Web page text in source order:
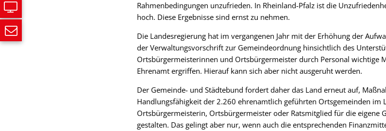
Rahmenbedingungen unzufrieden. In Rheinland-Pfalz ist die
hoch. Diese Ergebnisse sind ernst zu nehmen.
Die Landesregierung hat im vergangenen Jahr mit der Erhöhung der
der Verwaltungsvorschrift zur Gemeindeordnung hinsichtlich des
Ortsbürgermeisterinnen und Ortsbürgermeister durch Personal wichtige
Ehrenamt ergriffen. Hierauf kann sich aber nicht ausgeruht werden.
Der Gemeinde- und Städtebund fordert daher das Land erneut auf,
Handlungsfähigkeit der 2.260 ehrenamtlich geführten Ortsgemeinden im
Ortsbürgermeisterin, Ortsbürgermeister oder Ratsmitglied für die eigene
gestalten. Das gelingt aber nur, wenn auch die entsprechenden